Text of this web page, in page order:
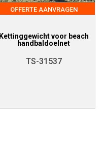
OFFERTE AANVRAGEN
Kettinggewicht voor beach
handbaldoelnet
TS-31537